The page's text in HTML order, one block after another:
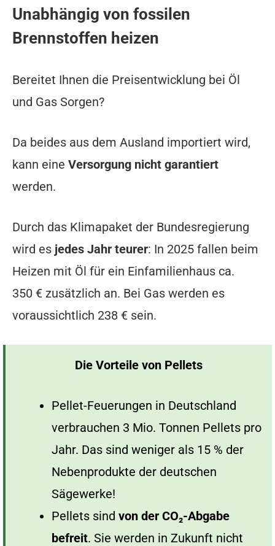
Unabhängig von fossilen
Brennstoffen heizen
Bereitet Ihnen die Preisentwicklung bei Öl
und Gas Sorgen?
Da beides aus dem Ausland importiert wird,
kann eine Versorgung nicht garantiert
werden.
Durch das Klimapaket der Bundesregierung
wird es jedes Jahr teurer: In 2025 fallen beim
Heizen mit Öl für ein Einfamilienhaus ca.
350 € zusätzlich an. Bei Gas werden es
voraussichtlich 238 € sein.
Die Vorteile von Pellets
Pellet-Feuerungen in Deutschland
verbrauchen 3 Mio. Tonnen Pellets pro
Jahr. Das sind weniger als 15 % der
Nebenprodukte der deutschen
Sägewerke!
Pellets sind von der CO₂-Abgabe
befreit. Sie werden in Zukunft nicht